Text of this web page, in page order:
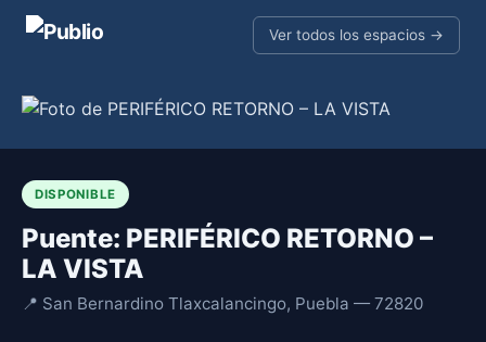
Ver todos los espacios →
DISPONIBLE
Puente: PERIFÉRICO RETORNO –
LA VISTA
📍 San Bernardino Tlaxcalancingo, Puebla — 72820